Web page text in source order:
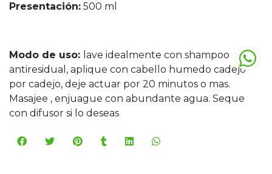
Presentación: 500 ml
Modo de uso: lave idealmente con shampoo
antiresidual, aplique con cabello humedo cadejo
por cadejo, deje actuar por 20 minutos o mas.
Masajee , enjuague con abundante agua. Seque
con difusor si lo deseas